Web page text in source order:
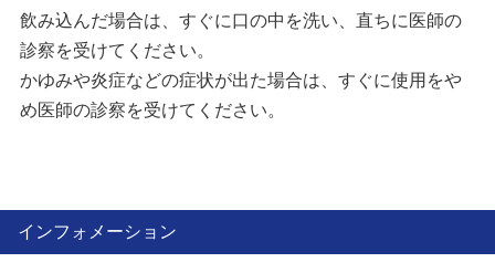
飲み込んだ場合は、すぐに口の中を洗い、直ちに医師の
診察を受けてください。
かゆみや炎症などの症状が出た場合は、すぐに使用をや
め医師の診察を受けてください。
インフォメーション